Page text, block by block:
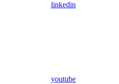
linkedin
youtube